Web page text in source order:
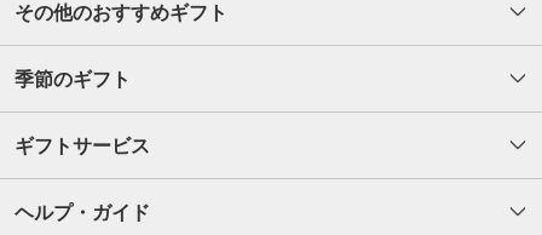
その他のおすすめギフト
季節のギフト
ギフトサービス
ヘルプ・ガイド